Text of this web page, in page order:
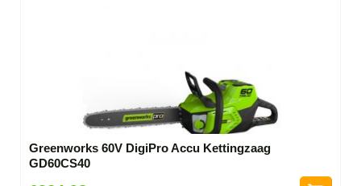
Greenworks 60V DigiPro Accu Kettingzaag
GD60CS40